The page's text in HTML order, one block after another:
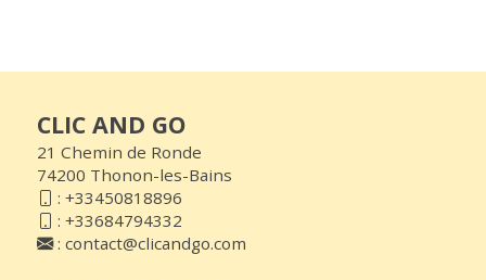
CLIC AND GO
21 Chemin de Ronde
74200 Thonon-les-Bains
: +33450818896
: +33684794332
: contact@clicandgo.com